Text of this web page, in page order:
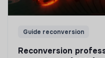
Guide reconversion
Reconversion